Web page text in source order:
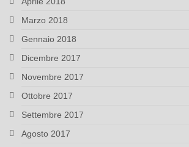
Marzo 2018
Gennaio 2018
Dicembre 2017
Novembre 2017
Ottobre 2017
Settembre 2017
Agosto 2017